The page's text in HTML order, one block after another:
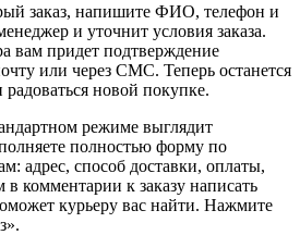
заказ, напишите ФИО, телефон и
и уточнит условия заказа.
вам придет подтверждение
или через СМС. Теперь останется
радоваться новой покупке.
режиме выглядит
полностью форму по
адрес, способ доставки, оплаты,
комментарии к заказу написать
курьеру вас найти. Нажмите